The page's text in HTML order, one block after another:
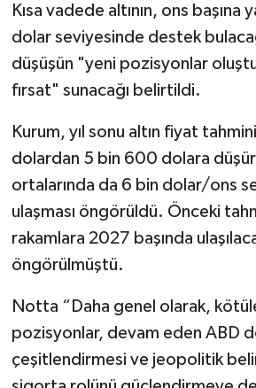
Kısa vadede altının, ons başına
dolar seviyesinde destek
düşüşün "yeni pozisyonlar
fırsat" sunacağı belirtildi.
Kurum, yıl sonu altın fiyat
dolardan 5 bin 600 dolara
ortalarında da 6 bin dolar/ons
ulaşması öngörüldü. Önceki
rakamlara 2027 başında
öngörülmüştü.
Notta “Daha genel olarak,
pozisyonlar, devam eden ABD
çeşitlendirmesi ve jeopolitik